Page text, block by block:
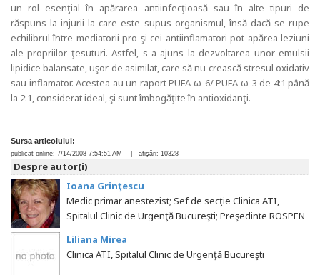
un rol esenţial în apărarea antiinfecţioasă sau în alte tipuri de
răspuns la injurii la care este supus organismul, însă dacă se rupe
echilibrul între mediatorii pro şi cei antiinflamatori pot apărea leziuni
ale propriilor ţesuturi. Astfel, s-a ajuns la dezvoltarea unor emulsii
lipidice balansate, uşor de asimilat, care să nu crească stresul oxidativ
sau inflamator. Acestea au un raport PUFA ω-6/ PUFA ω-3 de 4:1 până
la 2:1, considerat ideal, şi sunt îmbogăţite în antioxidanţi.
Sursa articolului:
publicat online: 7/14/2008 7:54:51 AM | afişări: 10328
Despre autor(i)
Ioana Grinţescu
Medic primar anestezist; Sef de secţie Clinica ATI,
Spitalul Clinic de Urgenţă Bucureşti; Preşedinte ROSPEN
Liliana Mirea
Clinica ATI, Spitalul Clinic de Urgenţă Bucureşti